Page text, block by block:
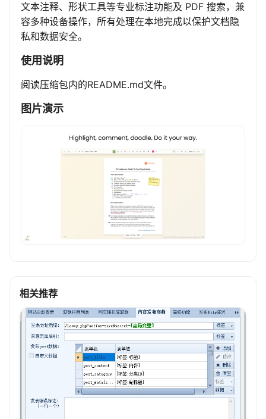
文本注释、形状工具等专业标注功能及 PDF 搜索，兼
容多种设备操作，所有处理在本地完成以保护文档隐
私和数据安全。
使用说明
阅读压缩包内的README.md文件。
图片演示
相关推荐